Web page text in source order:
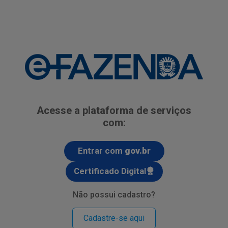
Acesse a plataforma de serviços
com:
Entrar com gov.br
Certificado Digital
Não possui cadastro?
Cadastre-se aqui